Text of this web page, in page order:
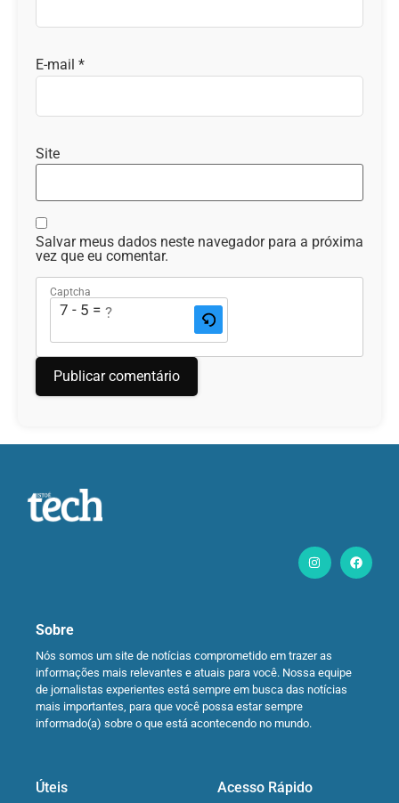
E-mail *
Site
Salvar meus dados neste navegador para a próxima
vez que eu comentar.
Captcha
7 - 5 = ?
Sobre
Nós somos um site de notícias comprometido em trazer as
informações mais relevantes e atuais para você. Nossa equipe
de jornalistas experientes está sempre em busca das notícias
mais importantes, para que você possa estar sempre
informado(a) sobre o que está acontecendo no mundo.
Úteis Acesso Rápido